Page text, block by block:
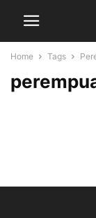
Home Tags